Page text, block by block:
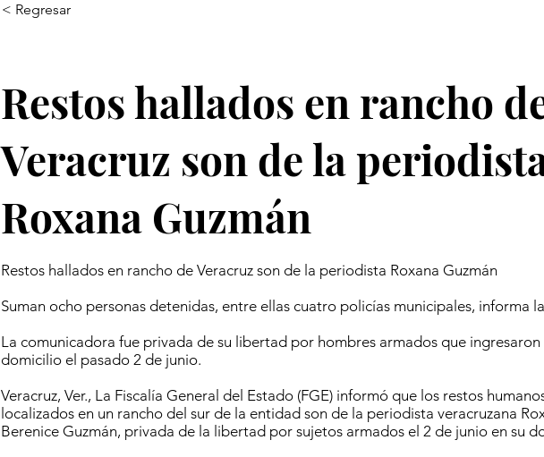
< Regresar
Restos hallados en rancho
Veracruz son de la
Roxana Guzmán
Restos hallados en rancho de Veracruz son de la periodista Roxana Guzmán
Suman ocho personas detenidas, entre ellas cuatro policías municipales, informa
La comunicadora fue privada de su libertad por hombres armados que ingresaron
domicilio el pasado 2 de junio.
Veracruz, Ver., La Fiscalía General del Estado (FGE) informó que los restos
localizados en un rancho del sur de la entidad son de la periodista veracruzana
Berenice Guzmán, privada de la libertad por sujetos armados el 2 de junio en su